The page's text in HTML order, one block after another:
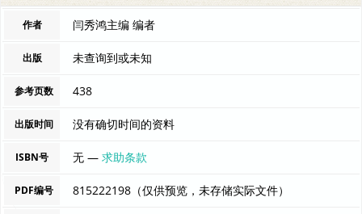
作者 闫秀鸿主编 编者
出版 未查询到或未知
参考页数 438
出版时间 没有确切时间的资料
ISBN号 无 —求助条款
PDF编号 815222198（仅供预览，未存储实际文件）